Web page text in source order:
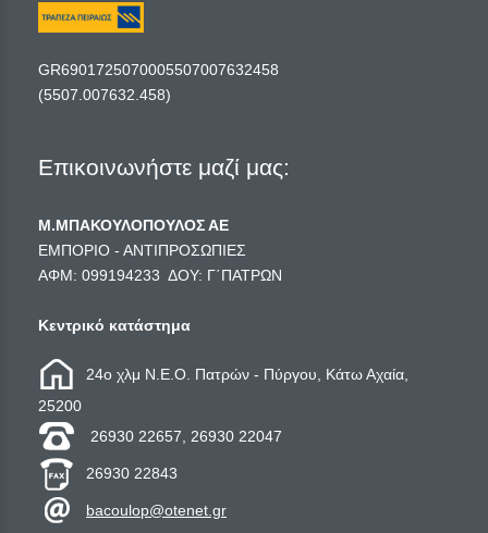
GR6901725070005507007632458
(5507.007632.458)
Επικοινωνήστε μαζί μας:
Μ.ΜΠΑΚΟΥΛΟΠΟΥΛΟΣ ΑΕ
ΕΜΠΟΡΙΟ - ΑΝΤΙΠΡΟΣΩΠΙΕΣ
ΑΦΜ: 099194233 ΔΟΥ: Γ΄ΠΑΤΡΩΝ
Κεντρικό κατάστημα
24ο χλμ Ν.Ε.Ο. Πατρών - Πύργου, Κάτω Αχαία,
25200
26930 22657, 26930 22047
26930 22843
bacoulop@otenet.gr